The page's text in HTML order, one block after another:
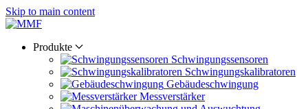
Skip to main content
Produkte
Schwingungs­sensoren
Schwingungs­kalibratoren
Gebäude­schwingung
Messverstärker